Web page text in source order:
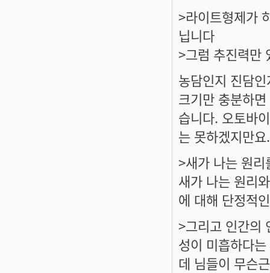
>라이트형제가
닙니다
>그럼 추진력만
농담인지 진담
크기만 충분하
습니다. 오토바
는 못하겠지만요.
>새가 나는 원
새가 나는 원리
에 대해 단정적
>그리고 인간의
성이 미흡하다
데 님들이 무슨